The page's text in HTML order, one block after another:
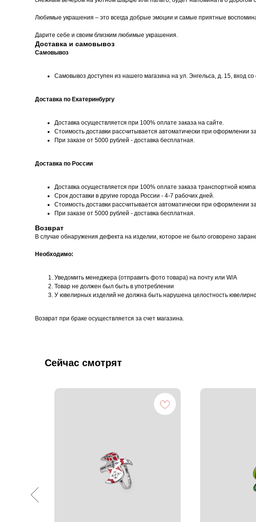
Любимые украшения – это всегда добрые эмоции и самые приятные
Дарите себе и своим близким любимые украшения.
Доставка и самовывоз
Самовывоз
Самовывоз доступен из нашего магазина на ул. Энгельса, д. 15, вход
Доставка по Екатеринбургу
Доставка осуществляется при 100% оплате заказа на сайте.
Стоимость доставки рассчитывается автоматически при оформлении
При заказе от 5000 рублей - доставка бесплатная.
Доставка по России
Доставка осуществляется при 100% оплате заказа транспортной
Срок доставки в другие города России - 4-7 рабочих дней.
Стоимость доставки рассчитывается автоматически при оформлении
При заказе от 5000 рублей - доставка бесплатная.
Возврат
В случае обнаружения дефекта на изделии, которое не было оговорено
Необходимо:
Уведомить менеджера (отправить фото товара) на почту или W/А
Товар не должен был быть в употреблении
У ювелирных изделий не должна быть нарушена целостность
Возврат при браке осуществляется за счет магазина.
Сейчас смотрят